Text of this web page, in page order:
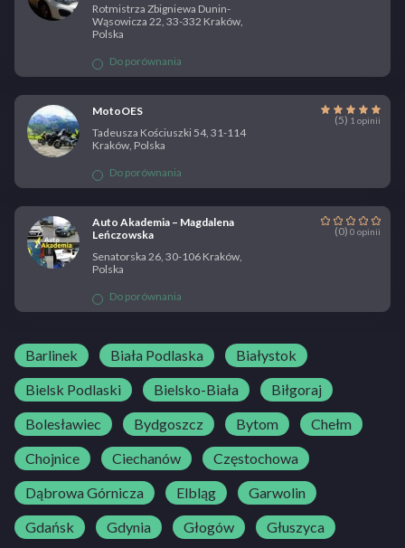
Rotmistrza Zbigniewa Dunin-
Wąsowicza 22, 33-332 Kraków,
Polska
Do porównania
MotoOES
(5) 1 opinii
Tadeusza Kościuszki 54, 31-114
Kraków, Polska
Do porównania
Auto Akademia – Magdalena
Leńczowska
(0) 0 opinii
Senatorska 26, 30-106 Kraków,
Polska
Do porównania
Barlinek Biała Podlaska
Białystok
Bielsk Podlaski
Bielsko-Biała
Biłgoraj
Bolesławiec
Bydgoszcz Bytom
Chełm
Chojnice
Ciechanów
Częstochowa
Dąbrowa Górnicza
Elbląg
Garwolin
Gdańsk
Gdynia Głogów
Głuszyca